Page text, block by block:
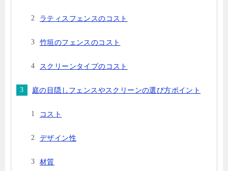
ラティスフェンスのコスト
竹垣のフェンスのコスト
スクリーンタイプのコスト
庭の目隠しフェンスやスクリーンの選び方ポイント
コスト
デザイン性
材質